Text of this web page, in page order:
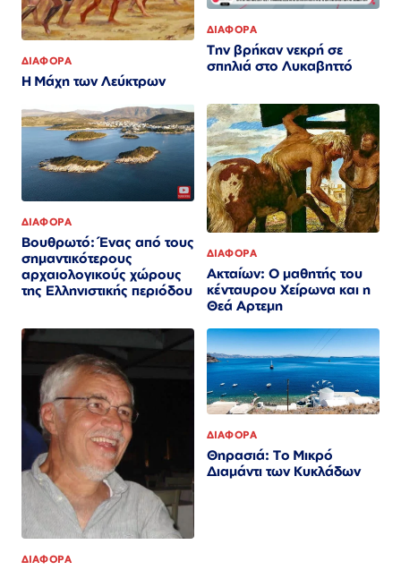
ΔΙΑΦΟΡΑ
Η Μάχη των Λεύκτρων
ΔΙΑΦΟΡΑ
Την βρήκαν νεκρή σε
σπηλιά στο Λυκαβηττό
ΔΙΑΦΟΡΑ
Βουθρωτό: Ένας από τους
σημαντικότερους
αρχαιολογικούς χώρους
της Ελληνιστικής περιόδου
ΔΙΑΦΟΡΑ
Ακταίων: Ο μαθητής του
κένταυρου Χείρωνα και η
Θεά Αρτεμη
ΔΙΑΦΟΡΑ
ΔΙΑΦΟΡΑ
Θηρασιά: Το Μικρό
Διαμάντι των Κυκλάδων